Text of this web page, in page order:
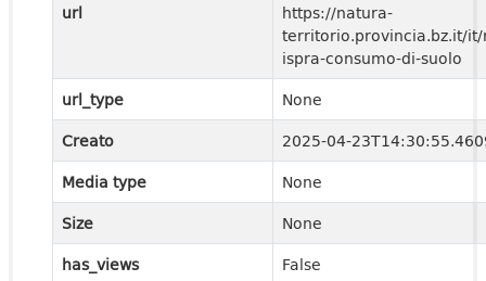
url
https://natura-
territorio.provincia.bz.it/
ispra-consumo-di-suolo
url_type
None
Creato
2025-04-
Media type
None
Size
None
has_views
False